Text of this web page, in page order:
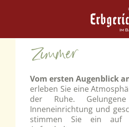
Zimmer
Vom ersten Augenblick
erleben Sie eine
der Ruhe.
Inneneinrichtung und
stimmen Sie ein auf